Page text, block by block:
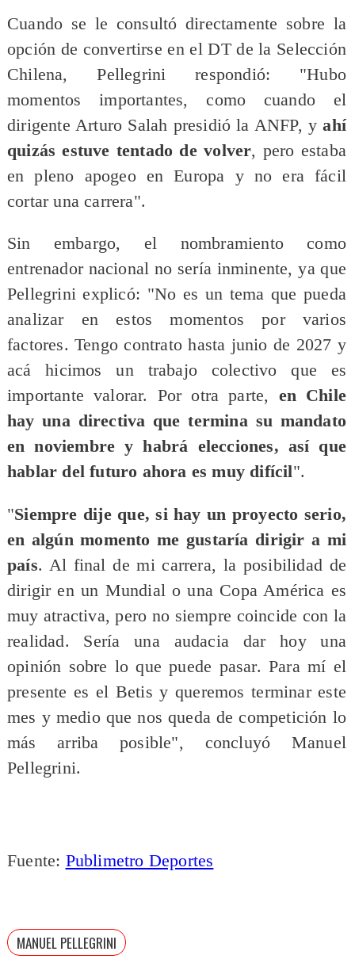
Cuando se le consultó directamente sobre la
opción de convertirse en el DT de la Selección
Chilena, Pellegrini respondió: "Hubo
momentos importantes, como cuando el
dirigente Arturo Salah presidió la ANFP, yahí
quizás estuve tentado de volver, pero estaba
en pleno apogeo en Europa y no era fácil
cortar una carrera".
Sin embargo, el nombramiento como
entrenador nacional no sería inminente, ya que
Pellegrini explicó: "No es un tema que pueda
analizar en estos momentos por varios
factores. Tengo contrato hasta junio de 2027 y
acá hicimos un trabajo colectivo que es
importante valorar. Por otra parte, en Chile
hay una directiva que termina su mandato
en noviembre y habrá elecciones, así que
hablar del futuro ahora es muy difícil".
"Siempre dije que, si hay un proyecto serio,
en algún momento me gustaría dirigir a mi
país. Al final de mi carrera, la posibilidad de
dirigir en un Mundial o una Copa América es
muy atractiva, pero no siempre coincide con la
realidad. Sería una audacia dar hoy una
opinión sobre lo que puede pasar. Para mí el
presente es el Betis y queremos terminar este
mes y medio que nos queda de competición lo
más arriba posible", concluyó Manuel
Pellegrini.
Fuente: Publimetro Deportes
MANUEL PELLEGRINI